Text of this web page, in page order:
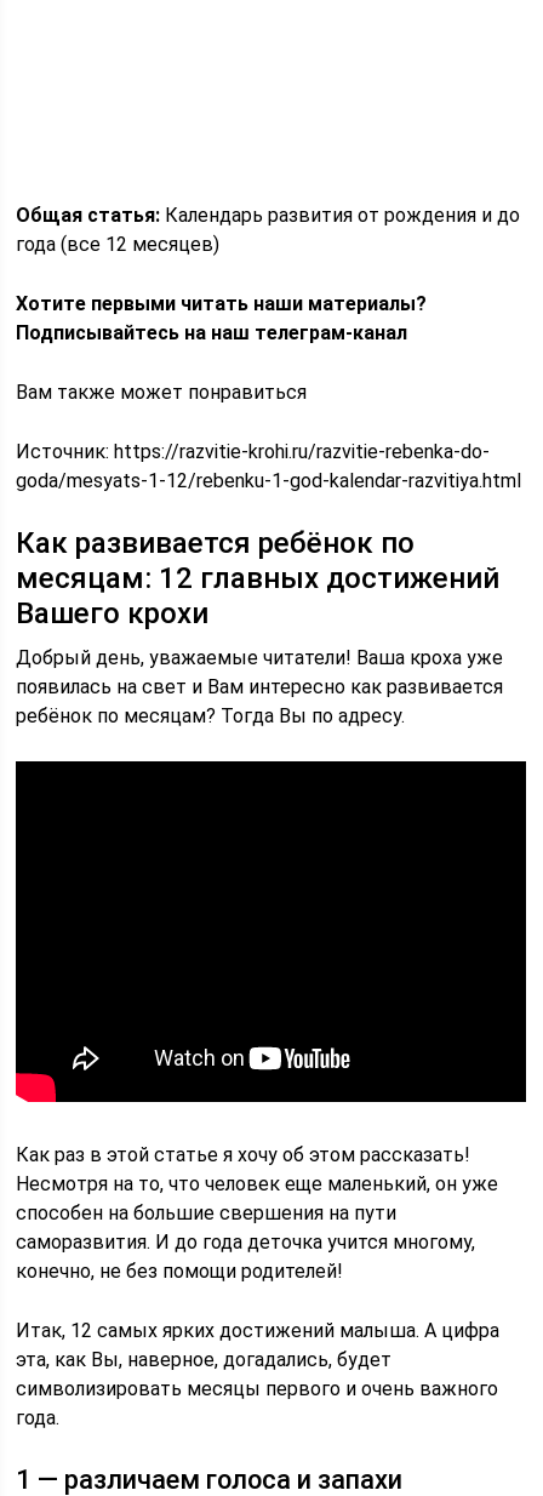
Общая статья: Календарь развития от рождения и до
года (все 12 месяцев)
Хотите первыми читать наши материалы?
Подписывайтесь на наш телеграм-канал
Вам также может понравиться
Источник:https://razvitie-krohi.ru/razvitie-rebenka-do-
goda/mesyats-1-12/rebenku-1-god-kalendar-razvitiya.html
Как развивается ребёнок по
месяцам: 12 главных достижений
Вашего крохи
Добрый день, уважаемые читатели! Ваша кроха уже
появилась на свет и Вам интересно как развивается
ребёнок по месяцам? Тогда Вы по адресу.
Как раз в этой статье я хочу об этом рассказать!
Несмотря на то, что человек еще маленький, он уже
способен на большие свершения на пути
саморазвития. И до года деточка учится многому,
конечно, не без помощи родителей!
Итак, 12 самых ярких достижений малыша. А цифра
эта, как Вы, наверное, догадались, будет
символизировать месяцы первого и очень важного
года.
1 — различаем голоса и запахи